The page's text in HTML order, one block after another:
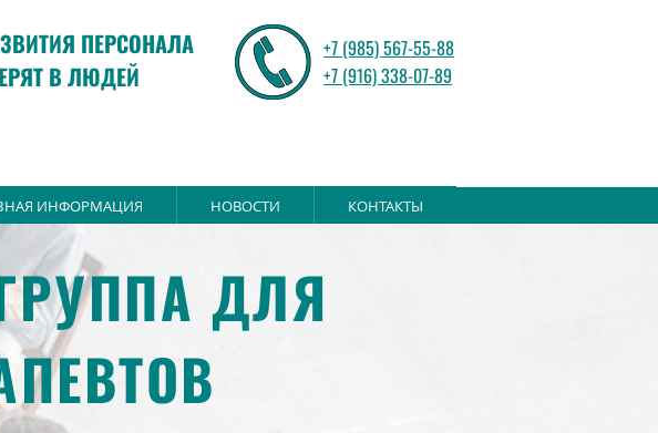
ПЕРСОНАЛА
В ЛЮДЕЙ
+7 (985) 567-55-88
+7 (916) 338-07-89
ИНФОРМАЦИЯ НОВОСТИ КОНТАКТЫ
ДЛЯ